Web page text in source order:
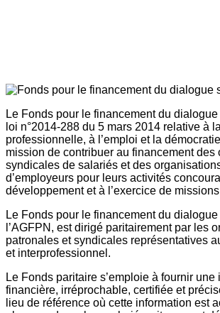
Le Fonds pour le financement du
loi n°2014-288 du 5 mars 2014 relative à
professionnelle, à l’emploi et la
mission de contribuer au financement des
syndicales de salariés et des
d’employeurs pour leurs activités
développement et à l’exercice de
Le Fonds pour le financement du
l’AGFPN, est dirigé paritairement par les
patronales et syndicales représentatives
et interprofessionnel.
Le Fonds paritaire s’emploie à fournir une
financière, irréprochable, certifiée et
lieu de référence où cette information est